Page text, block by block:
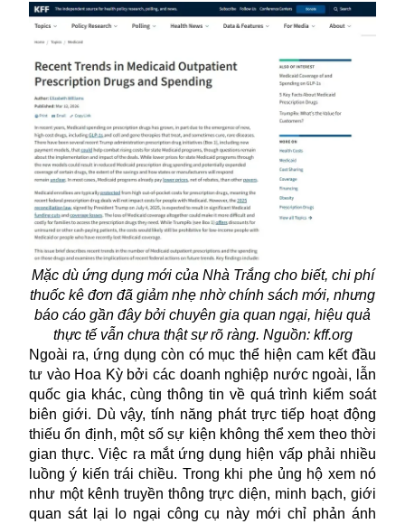
Mặc dù ứng dụng mới của Nhà Trắng cho biết, chi phí
thuốc kê đơn đã giảm nhẹ nhờ chính sách mới, nhưng
báo cáo gần đây bởi chuyên gia quan ngại, hiệu quả
thực tế vẫn chưa thật sự rõ ràng. Nguồn: kff.org
Ngoài ra, ứng dụng còn có mục thể hiện cam kết đầu
tư vào Hoa Kỳ bởi các doanh nghiệp nước ngoài, lẫn
quốc gia khác, cùng thông tin về quá trình kiểm soát
biên giới. Dù vậy, tính năng phát trực tiếp hoạt động
thiếu ổn định, một số sự kiện không thể xem theo thời
gian thực. Việc ra mắt ứng dụng hiện vấp phải nhiều
luồng ý kiến trái chiều. Trong khi phe ủng hộ xem nó
như một kênh truyền thông trực diện, minh bạch, giới
quan sát lại lo ngại công cụ này mới chỉ phản ánh